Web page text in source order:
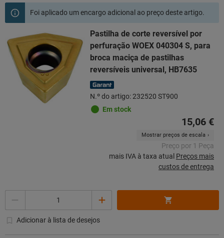
Foi aplicado um encargo adicional ao preço deste artigo.
Pastilha de corte reversível por
perfuração WOEX 040304 S, para
broca maciça de pastilhas
reversíveis universal, HB7635
N.º do artigo: 232520 ST900
Em stock
15,06 €
Mostrar preços de escala
Preço por 1 Peça
mais IVA à taxa atual Preços mais
custos de entrega
Adicionar à lista de desejos